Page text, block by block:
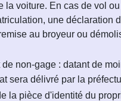
la voiture. En cas de vol
une déclaration
au broyeur ou
de non-gage : datant de
sera délivré par la
la pièce d'identité du